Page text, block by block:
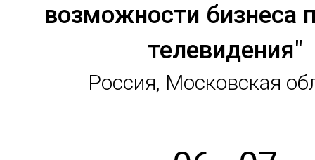
возможности бизнеса
телевидения"
Россия, Московская